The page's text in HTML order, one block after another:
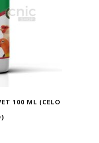
100 ML (CELO